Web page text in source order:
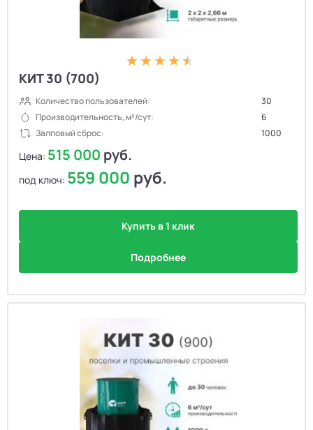
КИТ 30 (700)
Количество пользователей:
30
Производительность, м³/сут:
6
Залповый сброс:
1000
Цена: 515 000 руб.
под ключ: 559 000 руб.
Купить в 1 клик
Подробнее